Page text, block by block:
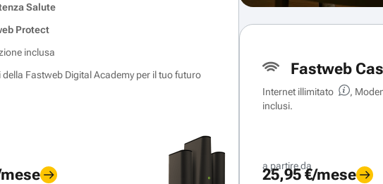
Salute
Protect
inclusa
della Fastweb Digital Academy per il tuo futuro
Fastweb
Internet illimitato
,
inclusi.
a partire da
25,95 €/mese